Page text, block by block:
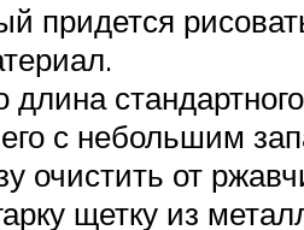
придется
с небольшим
от
щетку из